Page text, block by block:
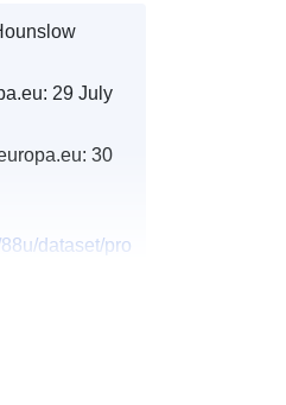
29 July
30
dataset/pro